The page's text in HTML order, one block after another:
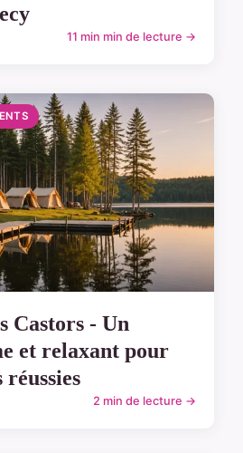
11 min min de lecture →
Castors - Un
et relaxant pour
réussies
2 min de lecture →